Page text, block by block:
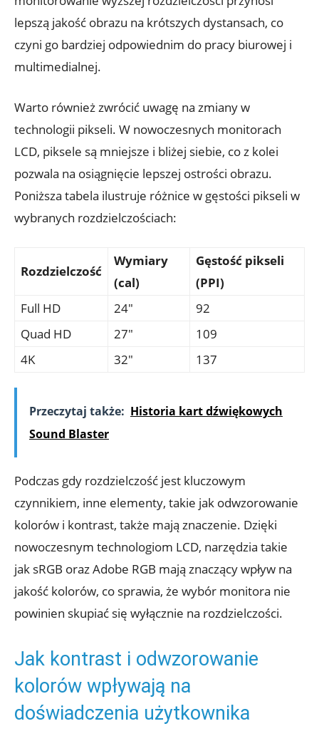
lepszą jakość obrazu na krótszych dystansach, co
czyni go bardziej odpowiednim do pracy biurowej i
multimedialnej.
Warto również zwrócić uwagę na zmiany w
technologii pikseli. W nowoczesnych monitorach
LCD, piksele są mniejsze i bliżej siebie, co z kolei
pozwala na osiągnięcie lepszej ostrości obrazu.
Poniższa tabela ilustruje różnice w gęstości pikseli w
wybranych rozdzielczościach:
Rozdzielczość
Wymiary
(cal)
Gęstość pikseli
(PPI)
Full HD
24″
92
Quad HD
27″
109
4K
32″ 137
Przeczytaj także: Historia kart dźwiękowych
Sound Blaster
Podczas gdy rozdzielczość jest kluczowym
czynnikiem, inne elementy, takie jak odwzorowanie
kolorów i kontrast, także mają znaczenie. Dzięki
nowoczesnym technologiom LCD, narzędzia takie
jak sRGB oraz Adobe RGB mają znaczący wpływ na
jakość kolorów, co sprawia, że wybór monitora nie
powinien skupiać się wyłącznie na rozdzielczości.
Jak kontrast i odwzorowanie
kolorów wpływają na
doświadczenia użytkownika